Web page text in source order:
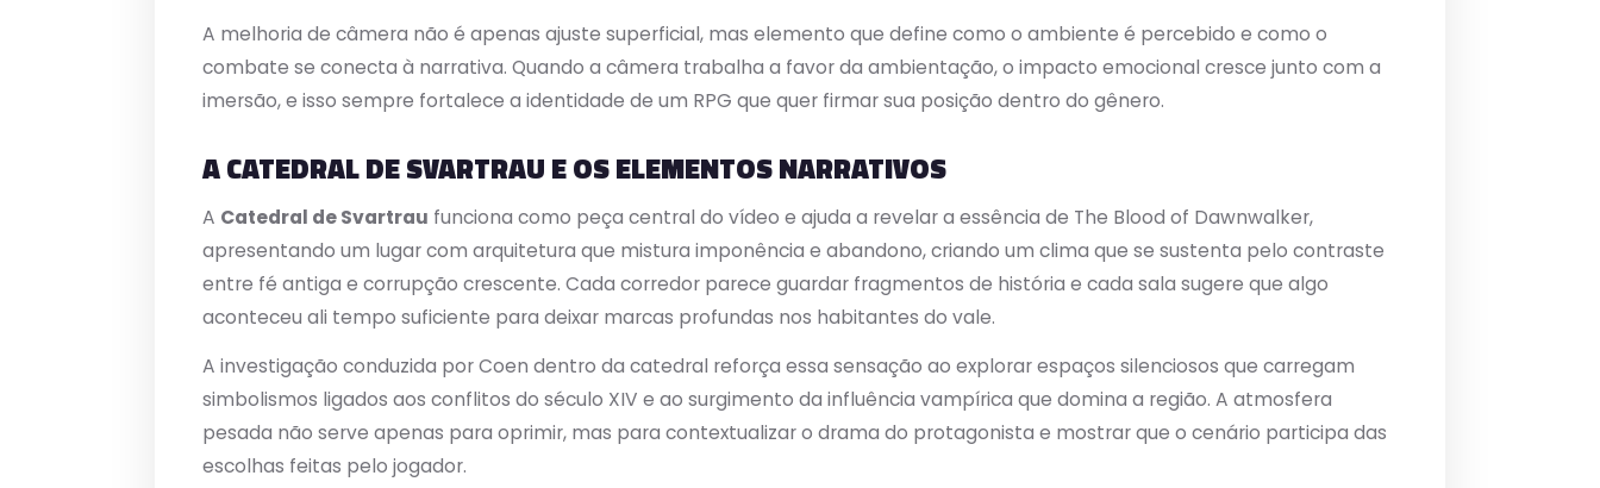
A melhoria de câmera não é apenas ajuste superficial, mas elemento que define como o ambiente é percebido e como o
combate se conecta à narrativa. Quando a câmera trabalha a favor da ambientação, o impacto emocional cresce junto com a
imersão, e isso sempre fortalece a identidade de um RPG que quer firmar sua posição dentro do gênero.
A CATEDRAL DE SVARTRAU E OS ELEMENTOS NARRATIVOS
A Catedral de Svartrau funciona como peça central do vídeo e ajuda a revelar a essência de The Blood of Dawnwalker,
apresentando um lugar com arquitetura que mistura imponência e abandono, criando um clima que se sustenta pelo contraste
entre fé antiga e corrupção crescente. Cada corredor parece guardar fragmentos de história e cada sala sugere que algo
aconteceu ali tempo suficiente para deixar marcas profundas nos habitantes do vale.
A investigação conduzida por Coen dentro da catedral reforça essa sensação ao explorar espaços silenciosos que carregam
simbolismos ligados aos conflitos do século XIV e ao surgimento da influência vampírica que domina a região. A atmosfera
pesada não serve apenas para oprimir, mas para contextualizar o drama do protagonista e mostrar que o cenário participa das
escolhas feitas pelo jogador.